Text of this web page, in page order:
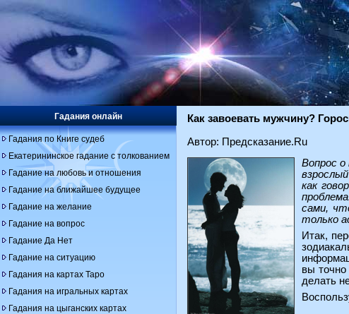
Как завоевать мужчину?
Автор: Предсказание.Ru
Вопрос
как
сами,
только
Итак,
вы точно
делать
Гадания онлайн
Гадания по Книге судеб
Екатерининское гадание с толкованием
Гадание на любовь и отношения
Гадание на ближайшее будущее
Гадание на желание
Гадание на вопрос
Гадание Да Нет
Гадание на ситуацию
Гадания на картах Таро
Гадания на игральных картах
Гадания на цыганских картах